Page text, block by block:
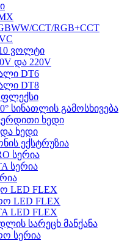
CCT/RGB+CCT
ვოლტი
და 220V
DT6
DT8
ფლექსი
სინათლის გამოსხივება
ხედი
ხედი
ექსტრუზია
სერია
სერია
LED FLEX
LED FLEX
LED FLEX
სარეცხ მანქანა
სერია